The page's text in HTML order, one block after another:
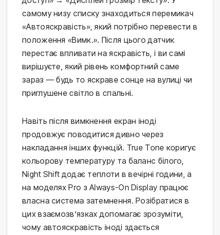
самому низу списку знаходиться перемикач
«Автояскравість», який потрібно перевести в
положення «Вимк.». Після цього датчик
перестає впливати на яскравість, і ви самі
вирішуєте, який рівень комфортний саме
зараз — будь то яскраве сонце на вулиці чи
приглушене світло в спальні.
Навіть після вимкнення екран іноді
продовжує поводитися дивно через
накладання інших функцій. True Tone коригує
кольорову температуру та баланс білого,
Night Shift додає теплоти в вечірні години, а
на моделях Pro з Always-On Display працює
власна система затемнення. Розібратися в
цих взаємозв’язках допомагає зрозуміти,
чому автояскравість іноді здається